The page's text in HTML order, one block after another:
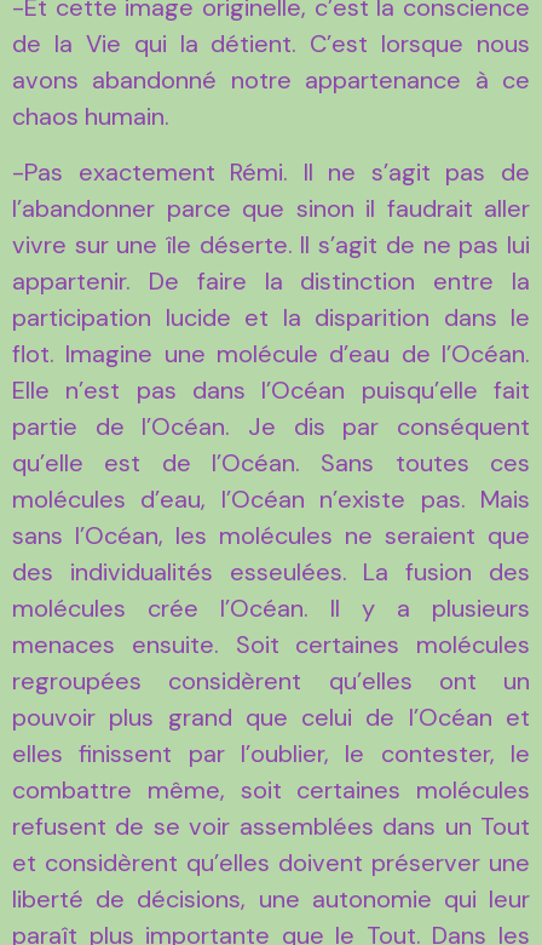
-Et cette image originelle, c’est la conscience
de la Vie qui la détient. C’est lorsque nous
avons abandonné notre appartenance à ce
chaos humain.
-Pas exactement Rémi. Il ne s’agit pas de
l’abandonner parce que sinon il faudrait aller
vivre sur une île déserte. Il s’agit de ne pas lui
appartenir. De faire la distinction entre la
participation lucide et la disparition dans le
flot. Imagine une molécule d’eau de l’Océan.
Elle n’est pas dans l’Océan puisqu’elle fait
partie de l’Océan. Je dis par conséquent
qu’elle est de l’Océan. Sans toutes ces
molécules d’eau, l’Océan n’existe pas. Mais
sans l’Océan, les molécules ne seraient que
des individualités esseulées. La fusion des
molécules crée l’Océan. Il y a plusieurs
menaces ensuite. Soit certaines molécules
regroupées considèrent qu’elles ont un
pouvoir plus grand que celui de l’Océan et
elles finissent par l’oublier, le contester, le
combattre même, soit certaines molécules
refusent de se voir assemblées dans un Tout
et considèrent qu’elles doivent préserver une
liberté de décisions, une autonomie qui leur
paraît plus importante que le Tout. Dans les